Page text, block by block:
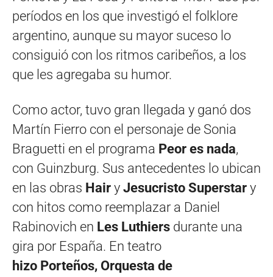
períodos en los que investigó el folklore
argentino, aunque su mayor suceso lo
consiguió con los ritmos caribeños, a los
que les agregaba su humor.
Como actor, tuvo gran llegada y ganó dos
Martín Fierro con el personaje de Sonia
Braguetti en el programa Peor es nada,
con Guinzburg. Sus antecedentes lo ubican
en las obras Hair y Jesucristo Superstar y
con hitos como reemplazar a Daniel
Rabinovich en Les Luthiers durante una
gira por España. En teatro
hizo Porteños, Orquesta de